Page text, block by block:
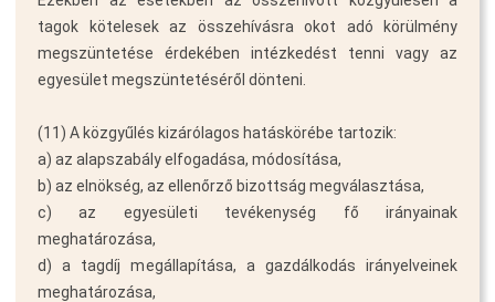
tagok kötelesek az összehívásra okot adó körülmény
megszüntetése érdekében intézkedést tenni vagy az
egyesület megszüntetéséről dönteni.
(11) A közgyűlés kizárólagos hatáskörébe tartozik:
a) az alapszabály elfogadása, módosítása,
b) az elnökség, az ellenőrző bizottság megválasztása,
c) az egyesületi tevékenység fő irányainak
meghatározása,
d) a tagdíj megállapítása, a gazdálkodás irányelveinek
meghatározása,